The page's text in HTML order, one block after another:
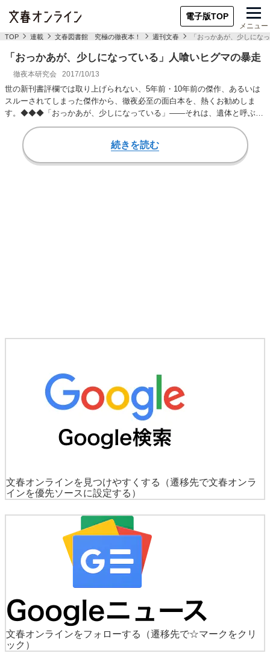
電子版TOP
メニュー
TOP 連載 文春図書館 究極の徹夜本！ 週刊文春 「おっかあが、少しにな
「おっかあが、少しになっている」人喰いヒグマの暴走
徹夜本研究会 2017/10/13
世の新刊書評欄では取り上げられない、5年前・10年前の傑作、あるいは
スルーされてしまった傑作から、徹夜必至の面白本を、熱くお勧めしま
す。◆◆◆「おっかあが、少しになっている」――それは、遺体と呼ぶに
は余りにも無残な…
続きを読む
文春オンラインを見つけやすくする
（遷移先で文春オンラ
インを優先ソースに設定する）
文春オンラインをフォローする
（遷移先で☆マークをクリ
ック）